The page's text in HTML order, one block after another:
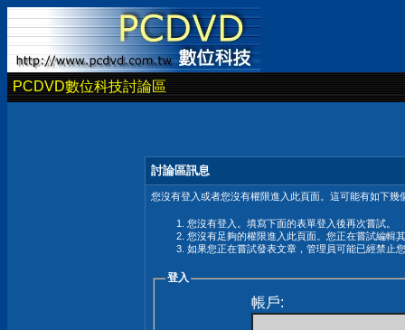
PCDVD數位科技討論區
討論區訊息
您沒有登入或者您沒有權限進入此頁面。這可能有如下幾
您沒有登入。填寫下面的表單登入後再次嘗試。
您沒有足夠的權限進入此頁面。您正在嘗試編輯
如果您正在嘗試發表文章，管理員可能已經禁止
登入
帳戶: